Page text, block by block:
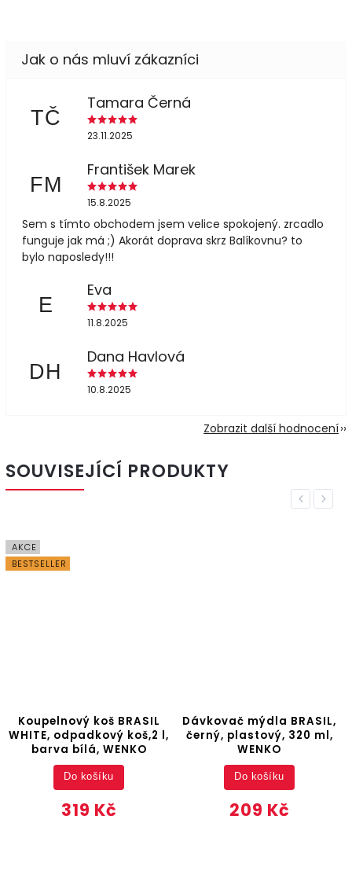
TČ
Tamara Černá
23.11.2025
FM
František Marek
15.8.2025
Sem s tímto obchodem jsem velice spokojený. zrcadlo
funguje jak má ;) Akorát doprava skrz Balíkovnu? to
bylo naposledy!!!
E
Eva
11.8.2025
DH
Dana Havlová
10.8.2025
Zobrazit další hodnocení
SOUVISEJÍCÍ PRODUKTY
Previous
AKCE
BESTSELLER
Koupelnový koš BRASIL
WHITE, odpadkový koš,2 l,
barva bílá, WENKO
319 Kč
Do košíku
Dávkovač mýdla BRASIL,
černý, plastový, 320 ml,
WENKO
209 Kč
Do košíku
Next